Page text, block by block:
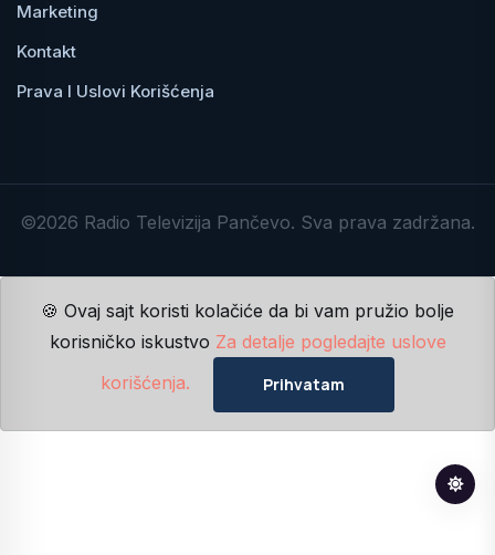
Marketing
Kontakt
Prava I Uslovi Korišćenja
©2026 Radio Televizija Pančevo. Sva prava zadržana.
🍪 Ovaj sajt koristi kolačiće da bi vam pružio bolje
korisničko iskustvo Za detalje pogledajte uslove
korišćenja.
Prihvatam